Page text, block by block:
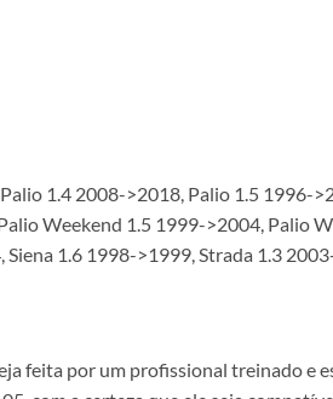
1.4 2008->2018, Palio 1.5 1996-
Weekend 1.5 1999->2004, Palio
1.6 1998->1999, Strada 1.3
feita por um profissional treinado e